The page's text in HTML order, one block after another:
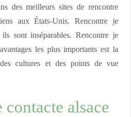
des meilleurs sites de rencontre
aux États-Unis. Rencontre je
sont inséparables. Rencontre je
les plus importants est la
cultures et des points de vue
alsace